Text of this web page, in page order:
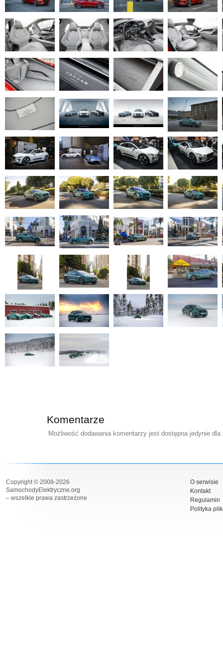
Komentarze
Możliwość dodawania komentarzy jest dostępna jedynie
Copyright © 2008-2026
SamochodyElektryczne.org
– wszelkie prawa zastrzeżone
O serwisie
Kontakt
Regulamin
Polityka